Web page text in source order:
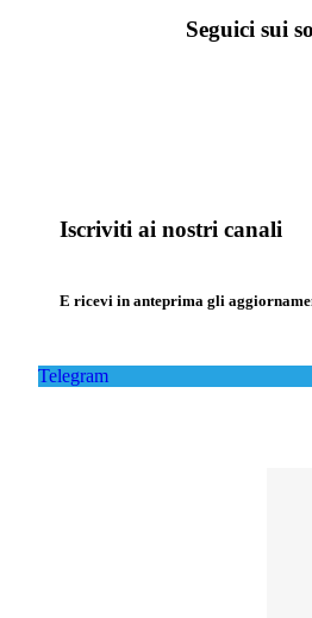
Seguici sui
Iscriviti ai nostri canali
E ricevi in anteprima gli
Telegram